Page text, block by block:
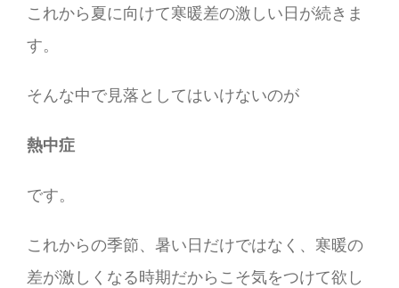
これから夏に向けて寒暖差の激しい日が続きま
す。
そんな中で見落としてはいけないのが
熱中症
です。
これからの季節、暑い日だけではなく、寒暖の
差が激しくなる時期だからこそ気をつけて欲し